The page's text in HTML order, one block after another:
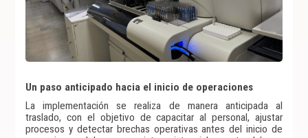
Un paso anticipado hacia el inicio de operaciones
La implementación se realiza de manera anticipada al
traslado, con el objetivo de capacitar al personal, ajustar
procesos y detectar brechas operativas antes del inicio de